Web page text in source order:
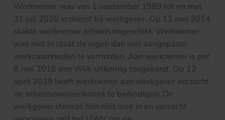
Werknemer was van 1 september 1989 tot en met
31 juli 2020 in dienst bij werkgever. Op 11 mei 2014
raakte werknemer arbeidsongeschikt. Werknemer
was niet in staat de eigen dan wel aangepaste
werkzaamheden te verrichten. Aan werknemer is per
8 mei 2016 een WIA-uitkering toegekend. Op 12
april 2019 heeft werknemer aan werkgever verzocht
de arbeidsovereenkomst te beëindigen. De
werkgever stemde hier niet mee in en verzocht